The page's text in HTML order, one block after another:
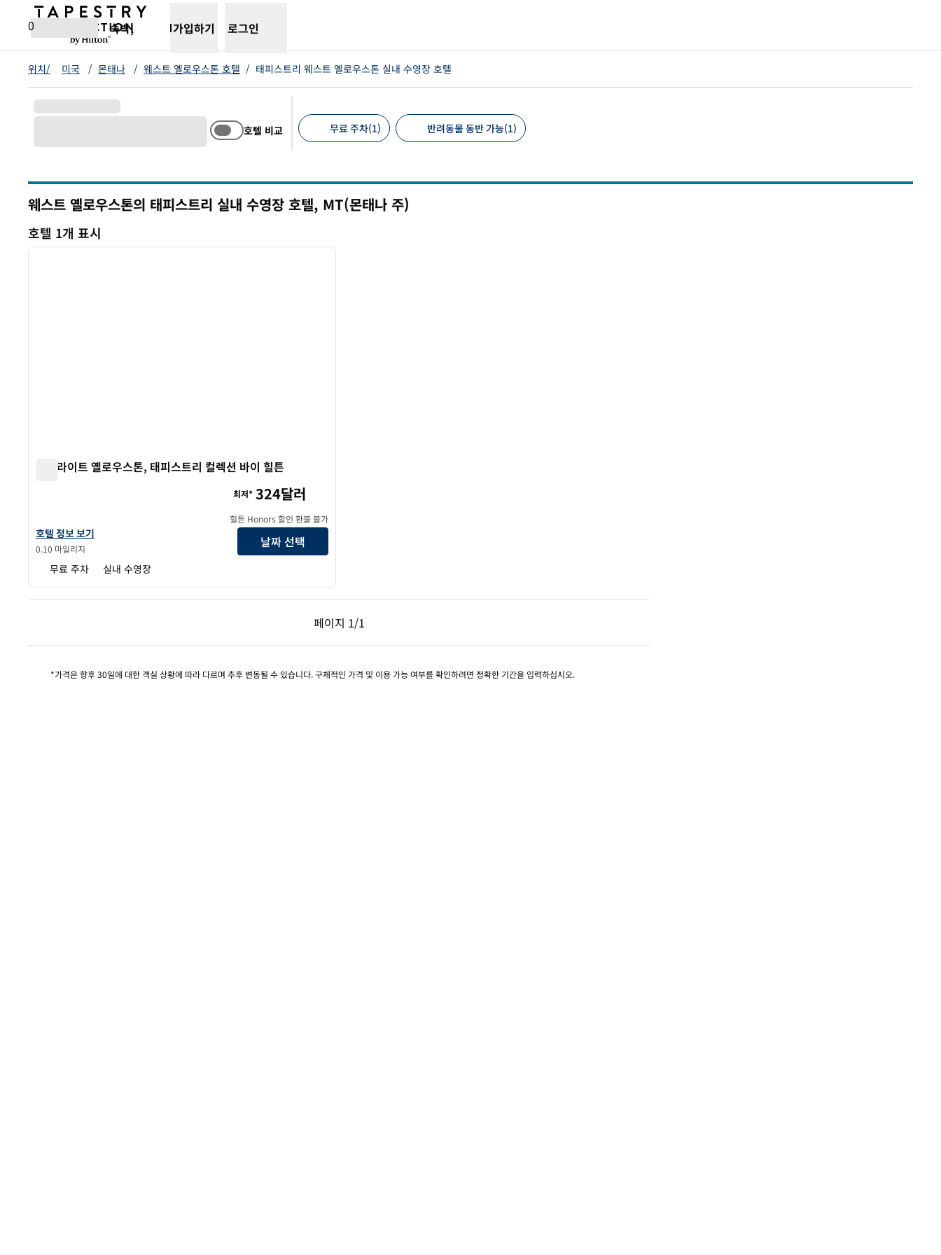
콘텐츠로 이동
0
숙박,
새 탭 열림
가입하기 로그인
위치/ 미국 / 몬태나 / 웨스트 옐로우스톤 호텔 / 태피스트리 웨스트 옐로우스톤 실내 수영장 호텔
호텔 비교 무료 주차(1) 반려동물 동반 가능(1)
웨스트 옐로우스톤의 태피스트리 실내 수영장 호텔, MT(몬태나 주)
호텔 1개 표시
호텔 1개 표시
1/12
다음 이미지
스타라이트 옐로우스톤, 태피스트리 컬렉션 바이 힐튼
스타라이트 옐로우스톤, 태피스트리 컬렉션 바이 힐튼 호텔 정보 보기
호텔 정보 보기
0.10 마일리지
최저* 324달러
힐튼 Honors 할인 환불 불가
날짜 선택
무료 주차 실내 수영장
페이지 1/1
이전 페이지, 1/1
페이지 1/1
*가격은 향후 30일에 대한 객실 상황에 따라 다르며 추후 변동될 수 있습니다. 구체적인 가격 및 이용 가능 여부를 확인하려면 정확한 기간을 입력하십시오.